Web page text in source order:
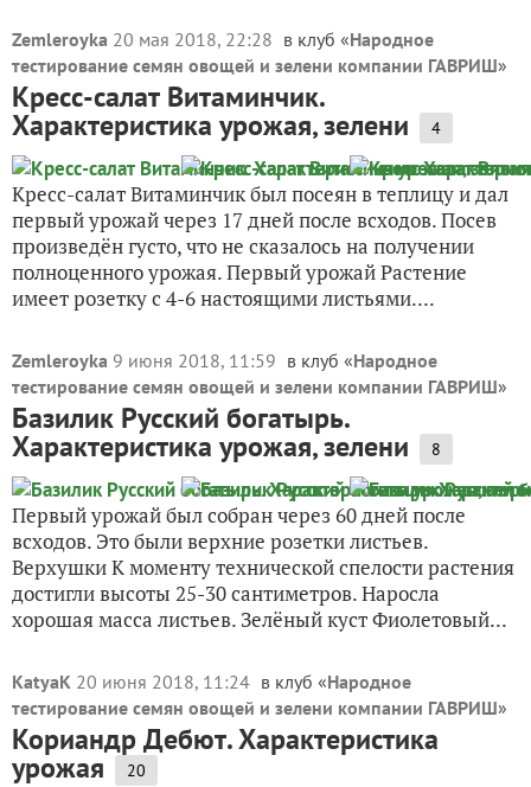
Zemleroyka 20 мая 2018, 22:28 в клуб «Народное
тестирование семян овощей и зелени компании ГАВРИШ»
Кресс-салат Витаминчик.
Характеристика урожая, зелени 4
Кресс-салат Витаминчик был посеян в теплицу и дал
первый урожай через 17 дней после всходов. Посев
произведён густо, что не сказалось на получении
полноценного урожая. Первый урожай Растение
имеет розетку с 4-6 настоящими листьями....
Zemleroyka 9 июня 2018, 11:59 в клуб «Народное
тестирование семян овощей и зелени компании ГАВРИШ»
Базилик Русский богатырь.
Характеристика урожая, зелени 8
Первый урожай был собран через 60 дней после
всходов. Это были верхние розетки листьев.
Верхушки К моменту технической спелости растения
достигли высоты 25-30 сантиметров. Наросла
хорошая масса листьев. Зелёный куст Фиолетовый...
KatyaK 20 июня 2018, 11:24 в клуб «Народное
тестирование семян овощей и зелени компании ГАВРИШ»
Кориандр Дебют. Характеристика
урожая 20